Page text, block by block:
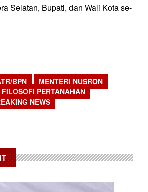
Selatan, Bupati, dan Wali Kota se-
BPN
MENTERI NUSRON
FILOSOFI PERTANAHAN
NEWS